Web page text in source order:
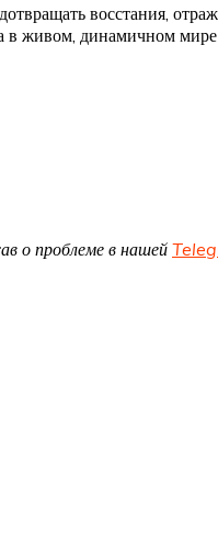
восстания,
живом, динамичном
о проблеме в нашей